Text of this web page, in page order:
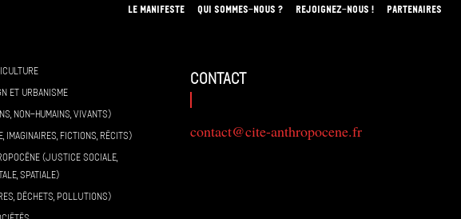
LE MANIFESTE QUI SOMMES-NOUS ? REJOIGNEZ-NOUS ! PARTENAIRES
ET URBANISME
NON-HUMAINS, VIVANTS)
IMAGINAIRES, FICTIONS, RÉCITS)
(JUSTICE SOCIALE,
SPATIALE)
DÉCHETS, POLLUTIONS)
contact
contact@cite-anthropocene.fr